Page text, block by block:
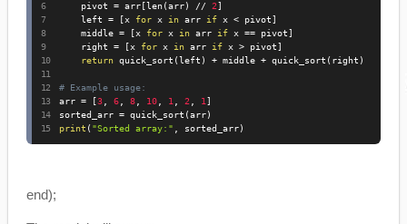
    pivot
= arr [len(arr) // 2]
    left
= [x for x in arr if x < pivot]
    middle
= [x for x in arr if x == pivot]
    right
= [x for x in arr if x > pivot]
return quick_sort (left ) + middle + quick_sort ( right )
# Example usage:
arr = [3 6 8 10 1 2 1 ]
sorted_arr = quick_sort (arr)
print ( "Sorted array:" sorted_arr)
end);